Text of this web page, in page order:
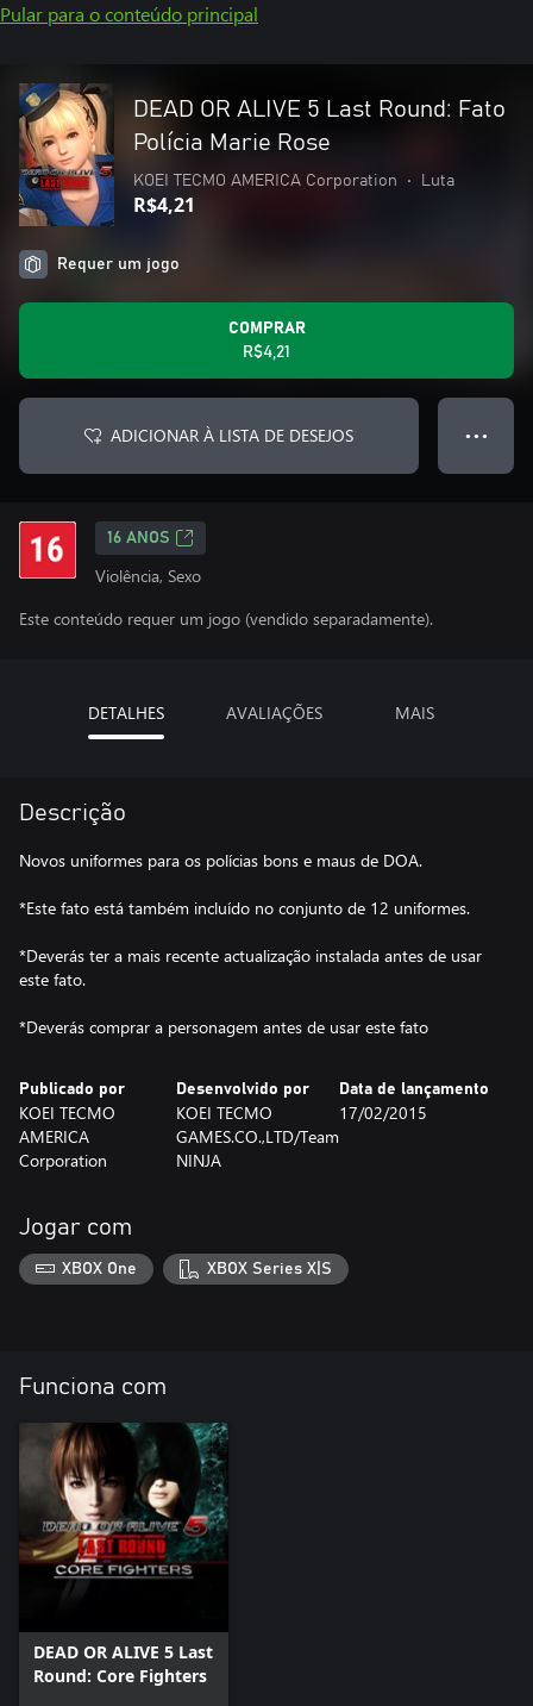
Pular para o conteúdo principal
DEAD OR ALIVE 5 Last Round: Fato
Polícia Marie Rose
KOEI TECMO AMERICA Corporation • Luta
R$4,21
Requer um jogo
COMPRAR
R$4,21
ADICIONAR À LISTA DE DESEJOS ● ● ●
16 ANOS
Violência, Sexo
Este conteúdo requer um jogo (vendido separadamente).
DETALHES AVALIAÇÕES MAIS
Descrição
Novos uniformes para os polícias bons e maus de DOA.
*Este fato está também incluído no conjunto de 12 uniformes.
*Deverás ter a mais recente actualização instalada antes de usar
este fato.
*Deverás comprar a personagem antes de usar este fato
Publicado por
KOEI TECMO
AMERICA
Corporation
Desenvolvido por
KOEI TECMO
GAMES.CO.,LTD/Team
NINJA
Data de lançamento
17/02/2015
Jogar com
XBOX One XBOX Series X|S
Funciona com
DEAD OR ALIVE 5 Last
Round: Core Fighters